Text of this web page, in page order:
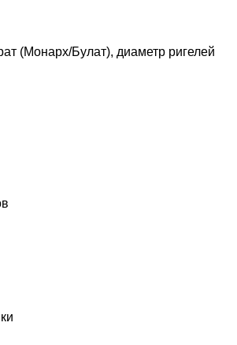
(Монарх/Булат), диаметр ригелей